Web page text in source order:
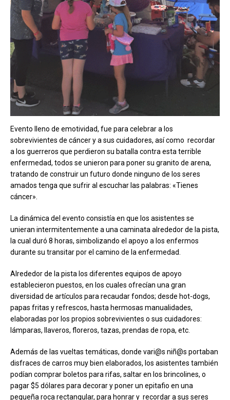
Evento lleno de emotividad, fue para celebrar a los
sobrevivientes de cáncer y a sus cuidadores, así como recordar
a los guerreros que perdieron su batalla contra esta terrible
enfermedad, todos se unieron para poner su granito de arena,
tratando de construir un futuro donde ninguno de los seres
amados tenga que sufrir al escuchar las palabras: «Tienes
cáncer».
La dinámica del evento consistía en que los asistentes se
unieran intermitentemente a una caminata alrededor de la pista,
la cual duró 8 horas, simbolizando el apoyo a los enfermos
durante su transitar por el camino de la enfermedad.
Alrededor de la pista los diferentes equipos de apoyo
establecieron puestos, en los cuales ofrecían una gran
diversidad de artículos para recaudar fondos; desde hot-dogs,
papas fritas y refrescos, hasta hermosas manualidades,
elaboradas por los propios sobrevivientes o sus cuidadores:
lámparas, llaveros, floreros, tazas, prendas de ropa, etc.
Además de las vueltas temáticas, donde vari@s niñ@s portaban
disfraces de carros muy bien elaborados, los asistentes también
podían comprar boletos para rifas, saltar en los brincolines, o
pagar $5 dólares para decorar y poner un epitafio en una
pequeña roca rectangular, para honrar y recordar a sus seres